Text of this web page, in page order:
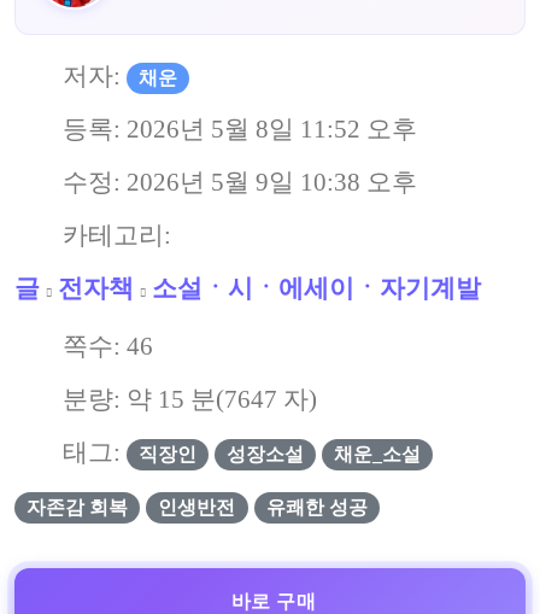
저자: 채운
등록: 2026년 5월 8일 11:52 오후
수정: 2026년 5월 9일 10:38 오후
카테고리:
글
전자책 소설ㆍ시ㆍ에세이ㆍ자기계발
쪽수: 46
분량: 약 15 분(7647 자)
태그:
직장인 성장소설 채운_소설
자존감 회복 인생반전 유쾌한 성공
바로 구매